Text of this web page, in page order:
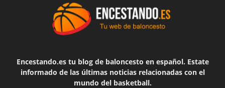
Encestando.es tu blog de baloncesto en español. Estate
informado de las últimas noticias relacionadas con el
mundo del basketball.